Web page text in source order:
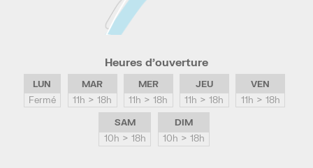
Heures d’ouverture
LUN
Fermé
MAR
11h > 18h
MER
11h > 18h
JEU
11h > 18h
VEN
11h > 18h
SAM
10h > 18h
DIM
10h > 18h